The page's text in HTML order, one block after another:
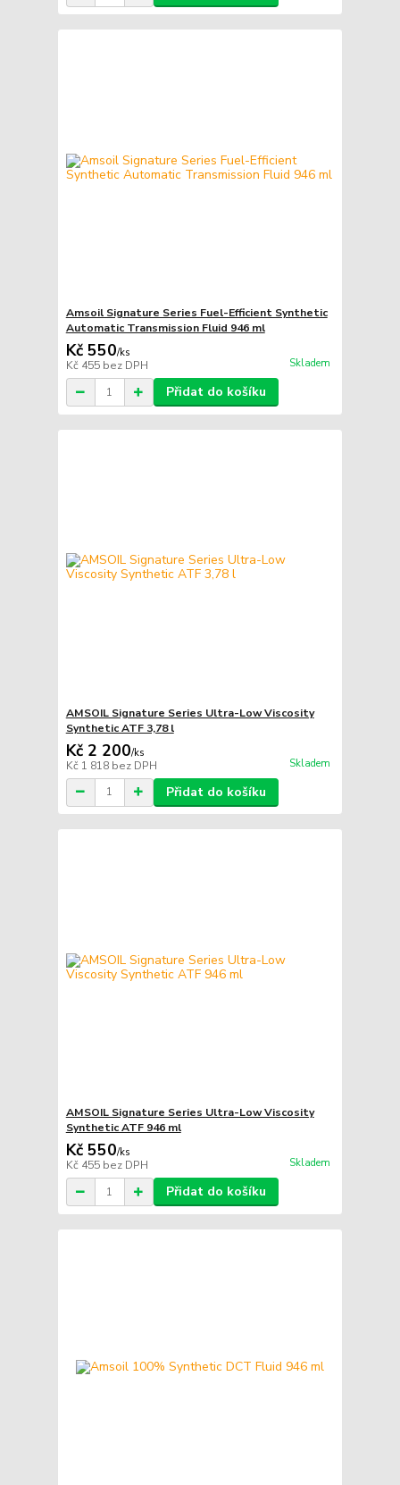
Amsoil Signature Series Fuel-Efficient Synthetic
Automatic Transmission Fluid 946 ml
Kč 550/ks
Kč 455 bez DPH Skladem
Přidat do košíku
AMSOIL Signature Series Ultra-Low Viscosity
Synthetic ATF 3,78 l
Kč 2 200/ks
Kč 1 818 bez DPH Skladem
Přidat do košíku
AMSOIL Signature Series Ultra-Low Viscosity
Synthetic ATF 946 ml
Kč 550/ks
Kč 455 bez DPH Skladem
Přidat do košíku